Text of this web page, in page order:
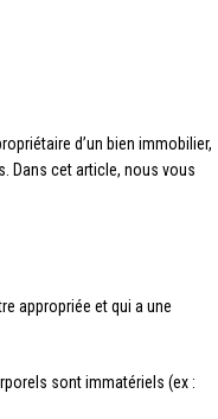
d’un bien immobilier,
Dans cet article, nous vous
appropriée et qui a une
sont immatériels (ex :